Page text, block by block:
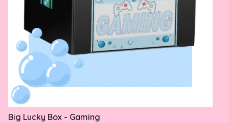
Big Lucky Box - Gaming